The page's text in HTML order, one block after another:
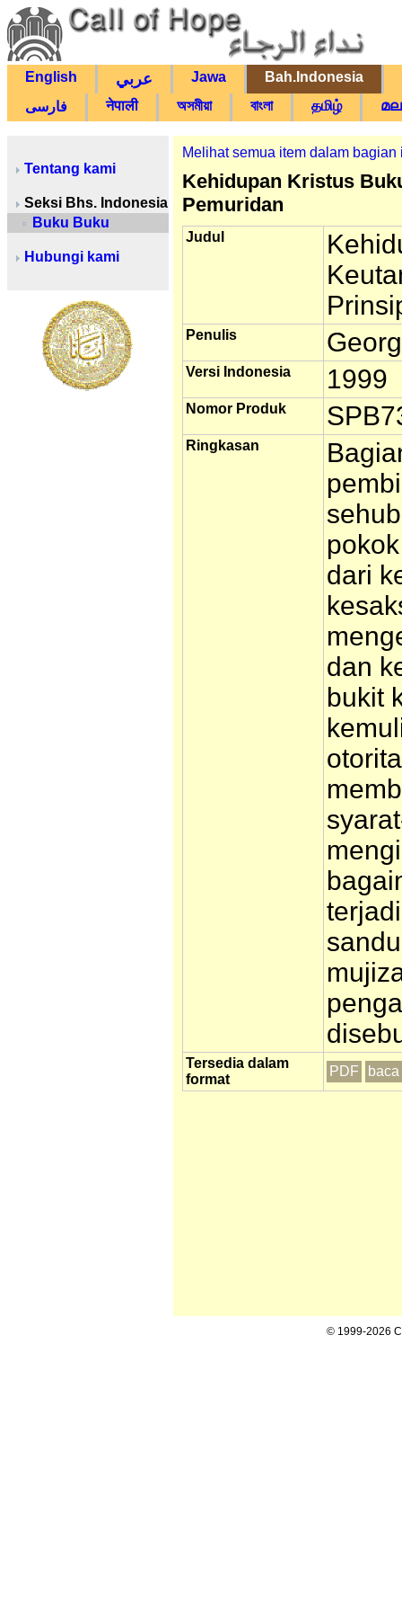
English عربي Jawa
Bah.Indonesia
فارسی
नेपाली অসমীয়া বাংলা தமிழ்
Tentang kami
Seksi Bhs. Indonesia
Buku Buku
Hubungi kami
Melihat semua item dalam bagian
Kehidupan Kristus
Pemuridan
Judul
Penulis
Versi Indonesia 1999
Nomor Produk
Ringkasan
dari
dan
bukit
Tersedia dalam
format
PDF
© 1999-2026